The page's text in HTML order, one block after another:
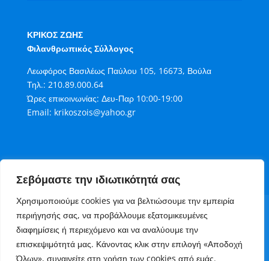
Σεβόμαστε την ιδιωτικότητά σας
Χρησιμοποιούμε cookies για να βελτιώσουμε την εμπειρία
περιήγησής σας, να προβάλλουμε εξατομικευμένες
διαφημίσεις ή περιεχόμενο και να αναλύουμε την
επισκεψιμότητά μας. Κάνοντας κλικ στην επιλογή «Αποδοχή
Όλων», συναινείτε στη χρήση των cookies από εμάς.
ΚΡΙΚΟΣ ΖΩΗΣ
Φιλανθρωπικός Σύλλογος
Λεωφόρος Βασιλέως Παύλου 105, 16673, Βούλα
Τηλ.: 210.89.000.64
Ώρες επικοινωνίας: Δευ-Παρ 10:00-19:00
Email: krikoszois@yahoo.gr
Όροι Χρήσης
Πολιτική Cookies
Πολιτική Απορρήτου
Τρόποι Συνεισφοράς στον Κρίκο Ζωής
Επικοινωνία